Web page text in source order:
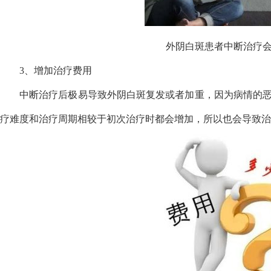
外阴白斑患者中断治疗
3、增加治疗费用
中断治疗后极易导致外阴白斑复发或者加重，因为病情的
疗难度和治疗周期相较于初次治疗时都会增加，所以也会导致